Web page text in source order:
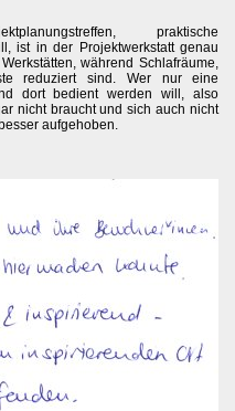
praktische
ist in der Projektwerkstatt genau
während Schlafräume,
reduziert sind. Wer nur eine
dort bedient werden will, also
nicht braucht und sich auch nicht
aufgehoben.